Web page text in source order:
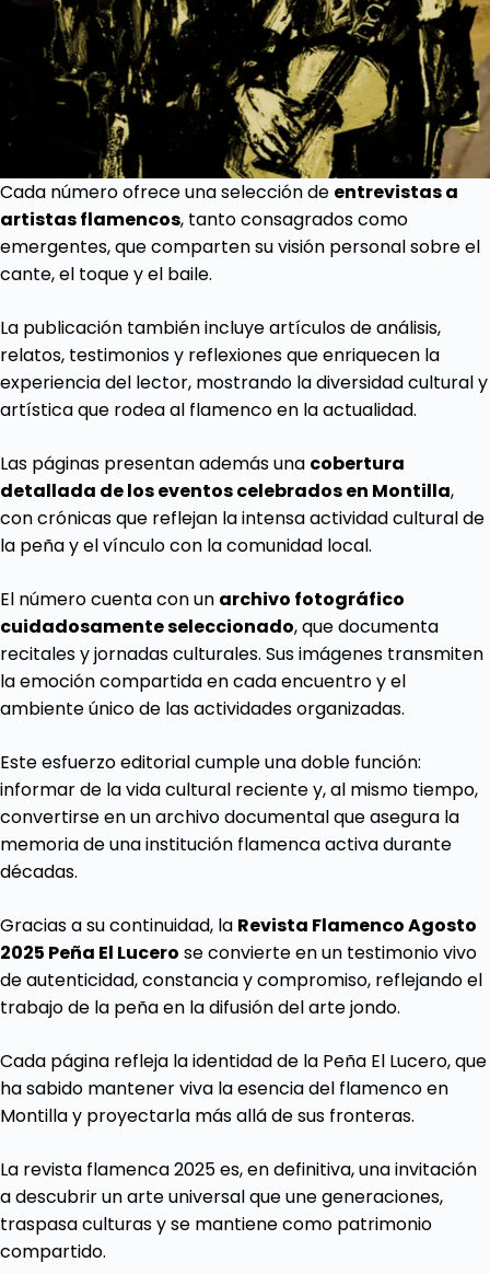
Cada número ofrece una selección de entrevistas a
artistas flamencos, tanto consagrados como
emergentes, que comparten su visión personal sobre el
cante, el toque y el baile.
La publicación también incluye artículos de análisis,
relatos, testimonios y reflexiones que enriquecen la
experiencia del lector, mostrando la diversidad cultural y
artística que rodea al flamenco en la actualidad.
Las páginas presentan además una cobertura
detallada de los eventos celebrados en Montilla,
con crónicas que reflejan la intensa actividad cultural de
la peña y el vínculo con la comunidad local.
El número cuenta con un archivo fotográfico
cuidadosamente seleccionado, que documenta
recitales y jornadas culturales. Sus imágenes transmiten
la emoción compartida en cada encuentro y el
ambiente único de las actividades organizadas.
Este esfuerzo editorial cumple una doble función:
informar de la vida cultural reciente y, al mismo tiempo,
convertirse en un archivo documental que asegura la
memoria de una institución flamenca activa durante
décadas.
Gracias a su continuidad, la Revista Flamenco Agosto
2025 Peña El Lucero se convierte en un testimonio vivo
de autenticidad, constancia y compromiso, reflejando el
trabajo de la peña en la difusión del arte jondo.
Cada página refleja la identidad de la Peña El Lucero, que
ha sabido mantener viva la esencia del flamenco en
Montilla y proyectarla más allá de sus fronteras.
La revista flamenca 2025 es, en definitiva, una invitación
a descubrir un arte universal que une generaciones,
traspasa culturas y se mantiene como patrimonio
compartido.